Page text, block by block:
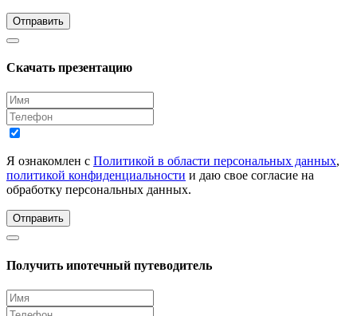
Отправить
Скачать презентацию
Я ознакомлен с Политикой в области персональных данных,
политикой конфиденциальности и даю свое согласие на
обработку персональных данных.
Отправить
Получить ипотечный путеводитель